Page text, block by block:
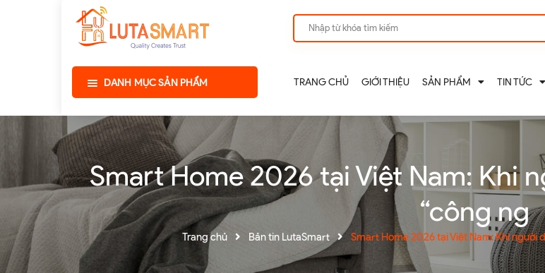
DANH MỤC SẢN PHẨM TRANG CHỦ GIỚI THIỆU SẢN PHẨM TIN TỨC
Smart Home 2026 tại Việt Nam: Khi
“công ng
Trang chủ Bản tin LutaSmart Smart Home 2026 tại Việt Nam: Khi người